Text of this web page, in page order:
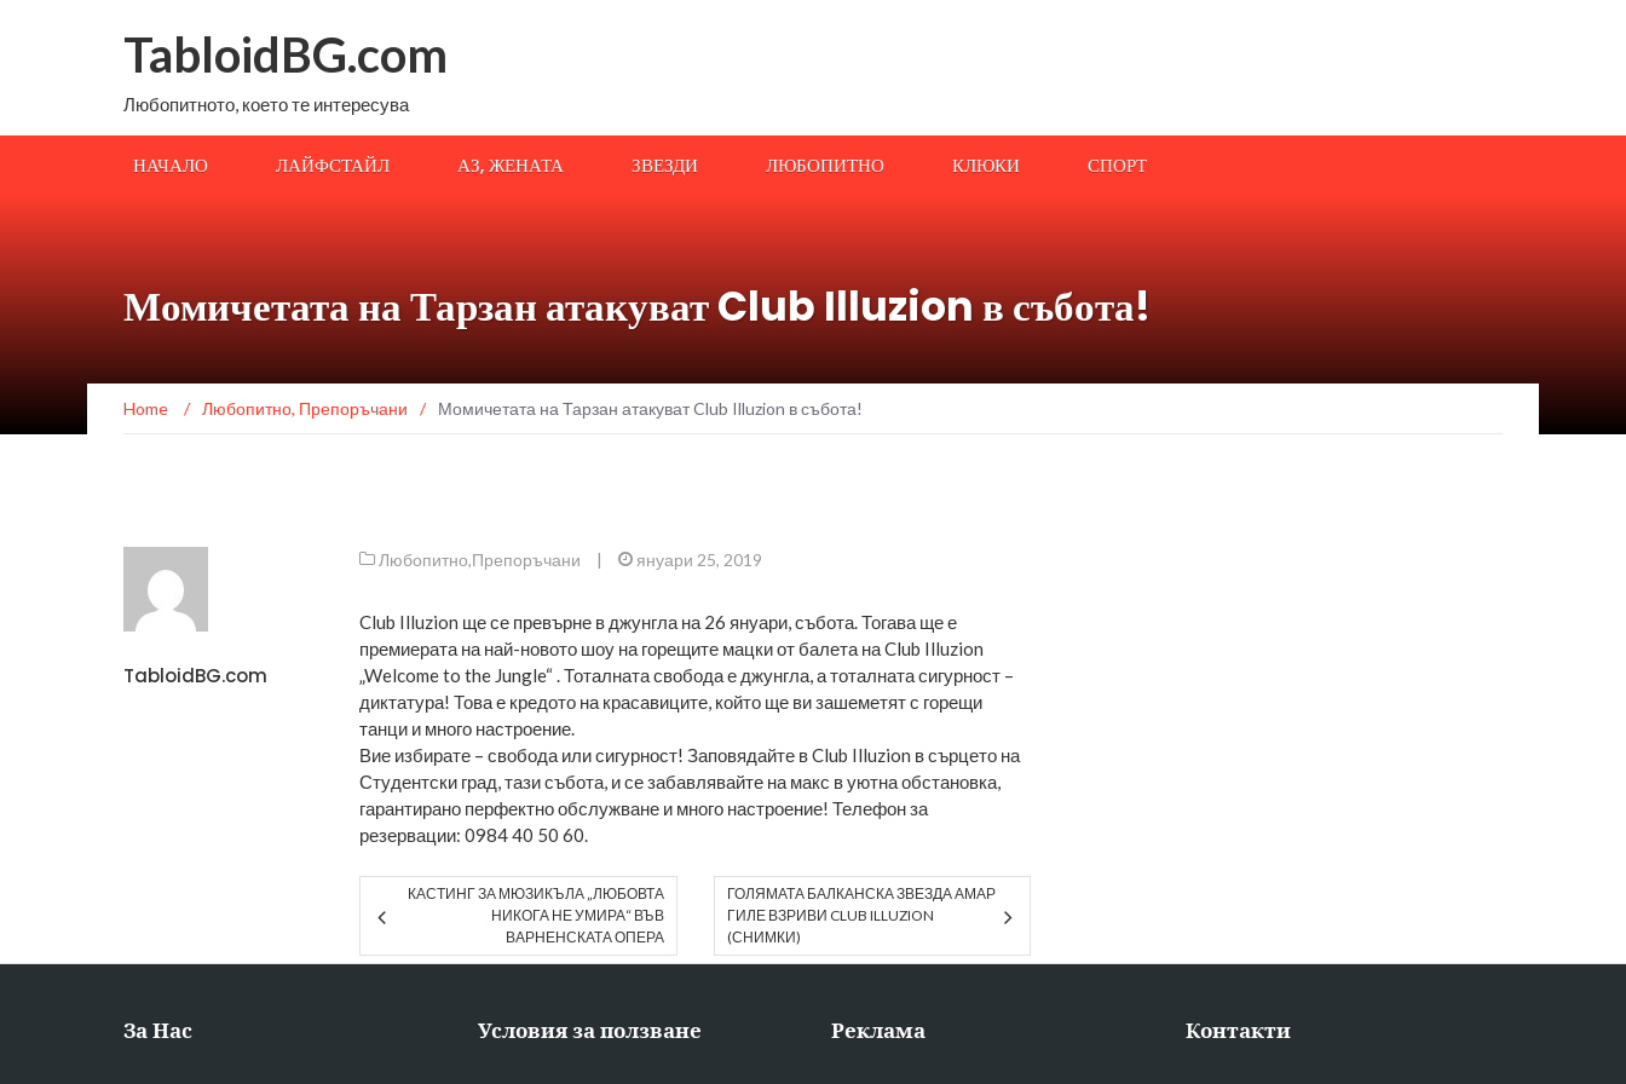
TabloidBG.com
Любопитното, което те интересува
НАЧАЛО ЛАЙФСТАЙЛ АЗ, ЖЕНАТА ЗВЕЗДИ ЛЮБОПИТНО КЛЮКИ СПОРТ
Момичетата на Тарзан атакуват Club Illuzion в събота!
Home / Любопитно, Препоръчани / Момичетата на Тарзан атакуват Club Illuzion в събота!
TabloidBG.com
Любопитно,Препоръчани | януари 25, 2019
Club Illuzion ще се превърне в джунгла на 26 януари, събота. Тогава ще е
премиерата на най-новото шоу на горещите мацки от балета на Club Illuzion
„Welcome to the Jungle“ . Тоталната свобода е джунгла, а тоталната сигурност –
диктатура! Това е кредото на красавиците, който ще ви зашеметят с горещи
танци и много настроение.
Вие избирате – свобода или сигурност! Заповядайте в Club Illuzion в сърцето на
Студентски град, тази събота, и се забавлявайте на макс в уютна обстановка,
гарантирано перфектно обслужване и много настроение! Телефон за
резервации: 0984 40 50 60.
КАСТИНГ ЗА МЮЗИКЪЛА „ЛЮБОВТА
НИКОГА НЕ УМИРА“ ВЪВ
ВАРНЕНСКАТА ОПЕРА
ГОЛЯМАТА БАЛКАНСКА ЗВЕЗДА АМАР
ГИЛЕ ВЗРИВИ CLUB ILLUZION
(СНИМКИ)
За Нас Условия за ползване Реклама Контакти